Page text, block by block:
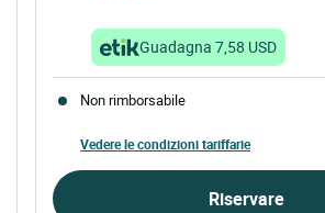
Guadagna 7,58 USD
Non rimborsabile
Vedere le condizioni tariffarie
Riservare